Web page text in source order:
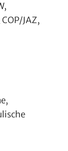
JAZ,